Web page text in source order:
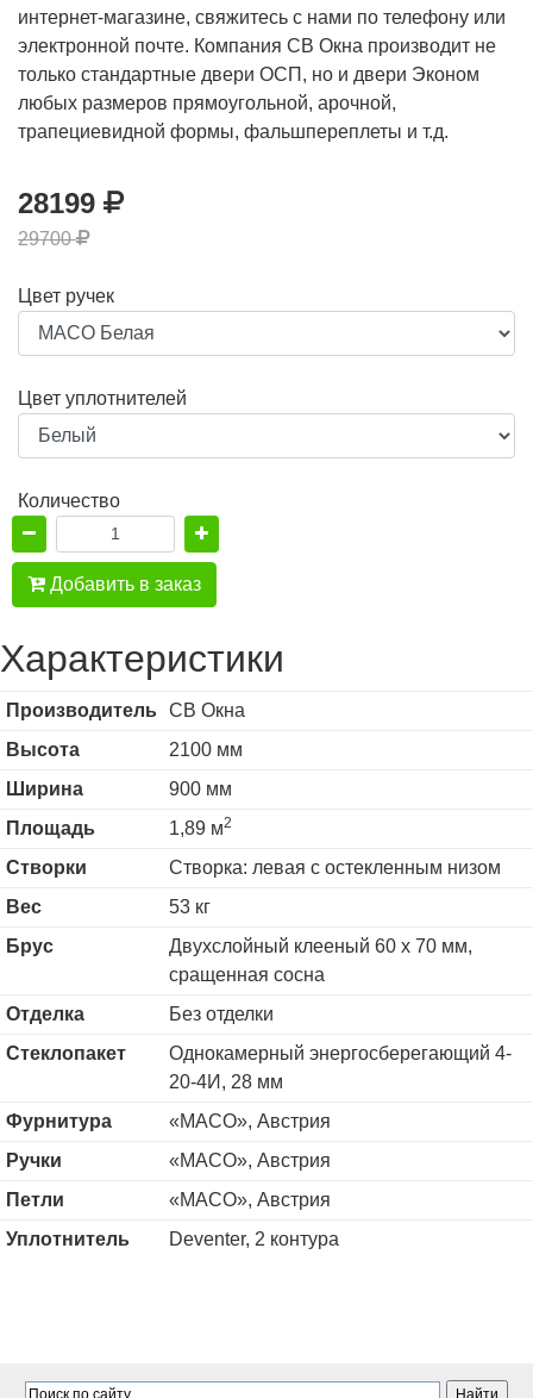
интернет-магазине, свяжитесь с нами по телефону или
электронной почте. Компания СВ Окна производит не
только стандартные двери ОСП, но и двери Эконом
любых размеров прямоугольной, арочной,
трапециевидной формы, фальшпереплеты и т.д.
28199
29700
Цвет ручек
Цвет уплотнителей
Количество
Добавить в заказ
Характеристики
Производитель
СВ Окна
Высота
2100 мм
Ширина
900 мм
Площадь
1,89 м2
Створки
Створка: левая с остекленным низом
Вес
53 кг
Брус
Двухслойный клееный 60 х 70 мм,
сращенная сосна
Отделка
Без отделки
Стеклопакет
Однокамерный энергосберегающий 4-
20-4И, 28 мм
Фурнитура
«MACO», Австрия
Ручки
«MACO», Австрия
Петли
«MACO», Австрия
Уплотнитель
Deventer, 2 контура